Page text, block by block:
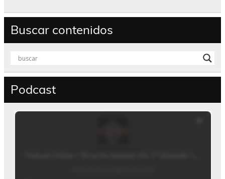
Buscar contenidos
Podcast